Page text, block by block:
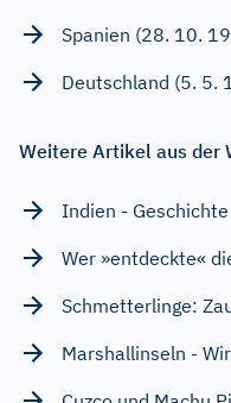
Spanien (28. 10.
Deutschland (5. 5.
Weitere Artikel aus der
Indien - Geschichte
Wer »entdeckte«
Schmetterlinge:
Marshallinseln -